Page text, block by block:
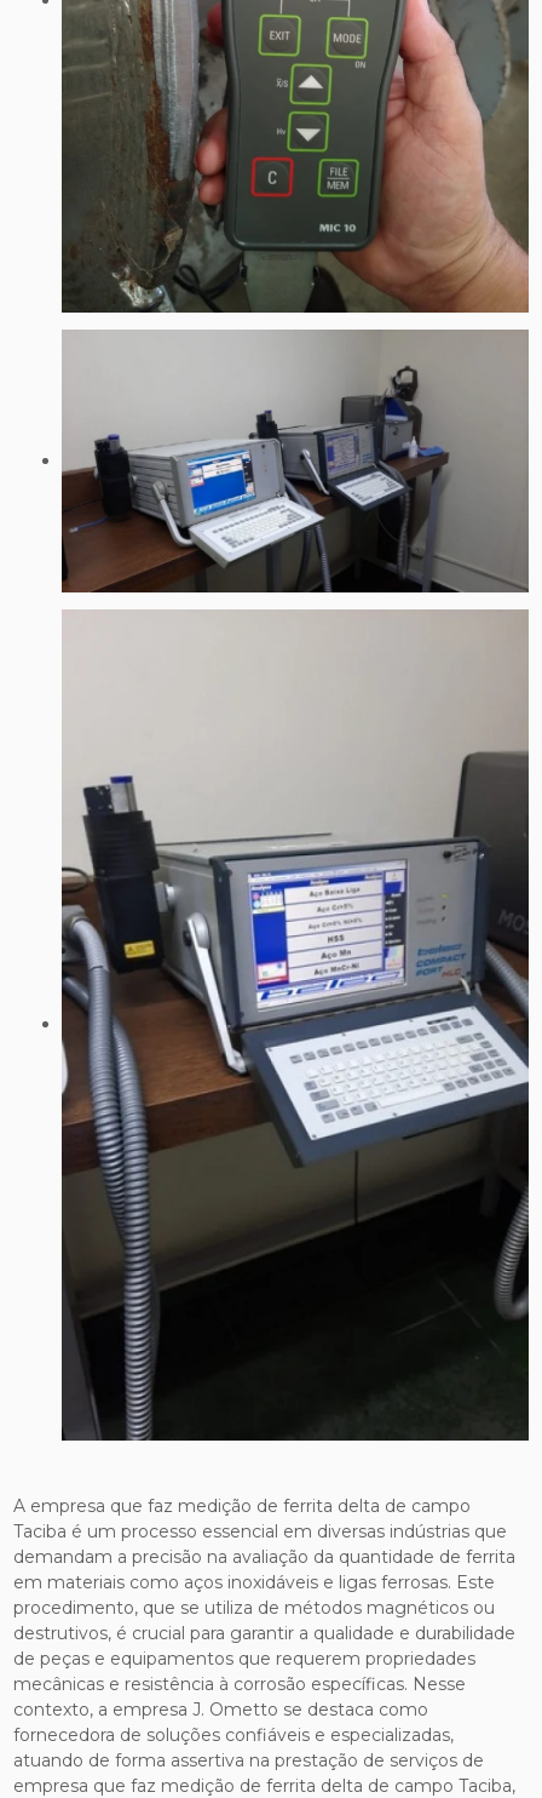
A empresa que faz medição de ferrita delta de campo
Taciba é um processo essencial em diversas indústrias que
demandam a precisão na avaliação da quantidade de ferrita
em materiais como aços inoxidáveis e ligas ferrosas. Este
procedimento, que se utiliza de métodos magnéticos ou
destrutivos, é crucial para garantir a qualidade e durabilidade
de peças e equipamentos que requerem propriedades
mecânicas e resistência à corrosão específicas. Nesse
contexto, a empresa J. Ometto se destaca como
fornecedora de soluções confiáveis e especializadas,
atuando de forma assertiva na prestação de serviços de
empresa que faz medição de ferrita delta de campo Taciba,